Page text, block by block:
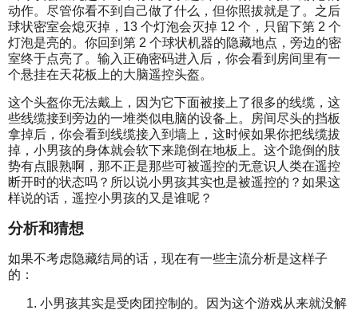
动作。尽管你看不到自己做了什么，但你照拔就是了。之后
球状密室会熄灭掉，13 个灯泡会灭掉 12 个，只留下第 2 个
灯泡是亮的。你回到第 2 个球状机器的隐藏地点，旁边的密
室终于点亮了。输入正确密码进入后，你会看到房间里有一
个悬挂在天花板上的大脑遥控头盔。
这个头盔你无法戴上，因为它下面被接上了很多的线缆，这
些线缆接到旁边的一堆类似电脑的设备上。房间尽头的挡板
拿掉后，你会看到线缆接入到墙上，这时候如果你把线缆拔
掉，小男孩的身体就会软下来跪倒在地板上。这个跪倒的肢
势有点眼熟啊，那不正是那些可被遥控的无意识人类在遥控
断开时的状态吗？所以说小男孩其实也是被遥控的？如果这
样说的话，遥控小男孩的又是谁呢？
分析和猜想
如果不考虑隐藏结局的话，现在有一些主流分析是这样子
的：
小男孩其实是受肉团控制的。因为这个游戏从来就没解